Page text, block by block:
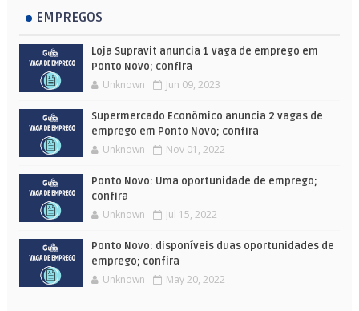
EMPREGOS
Loja Supravit anuncia 1 vaga de emprego em
Ponto Novo; confira
Unknown Jun 09, 2023
Supermercado Econômico anuncia 2 vagas de
emprego em Ponto Novo; confira
Unknown Nov 01, 2022
Ponto Novo: Uma oportunidade de emprego;
confira
Unknown Jul 15, 2022
Ponto Novo: disponíveis duas oportunidades de
emprego; confira
Unknown May 20, 2022